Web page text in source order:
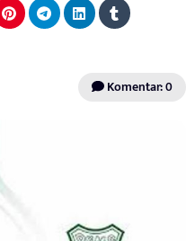
Komentar: 0